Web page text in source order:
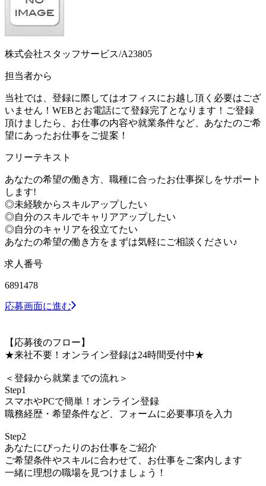
株式会社スタッフサービス/A23805
担当者から
当社では、登録に際してはオフィスにお越し頂く必要はござ
いません！WEBとお電話にて登録完了となります！ご登録
頂けましたら、お仕事の内容や就業条件など、あなたのご希
望にあったお仕事をご提案！
フリーテキスト
あなたの希望の働き方、職種に合ったお仕事探しをサポート
します!
◎未経験からスキルアップしたい
◎自分のスキルでキャリアアップしたい
◎自分のキャリアを役立てたい
あなたの希望の働き方をまずは気軽にご相談ください♪
求人番号
6891478
応募画面に進む
【応募後のフロー】
★来社不要！オンライン登録は24時間受付中★
＜登録から就業までの流れ＞
Step1
スマホやPCで簡単！オンライン登録
職務経歴・希望条件など、フォームに必要事項を入力
Step2
あなたにぴったりのお仕事をご紹介
ご希望条件やスキルに合わせて、お仕事をご案内します
一緒に理想の職場を見つけましょう！